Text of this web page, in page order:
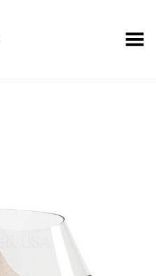
Показать меню